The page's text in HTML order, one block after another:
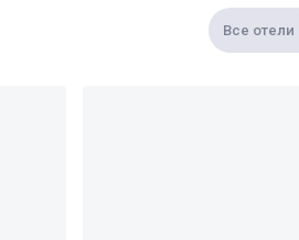
Все отели